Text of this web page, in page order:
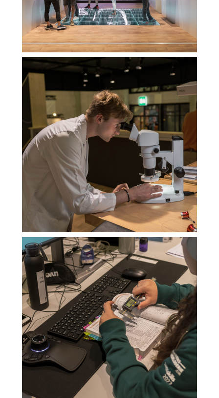
ALLE COOKIES AKZEPTIEREN
NUR ESSENZIELLE COOKIES
SPEICHERN